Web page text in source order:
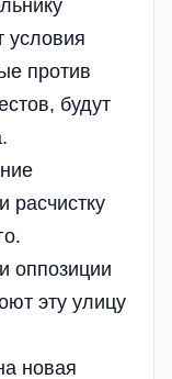
условия
против
будут
расчистку
оппозиции
эту улицу
новая